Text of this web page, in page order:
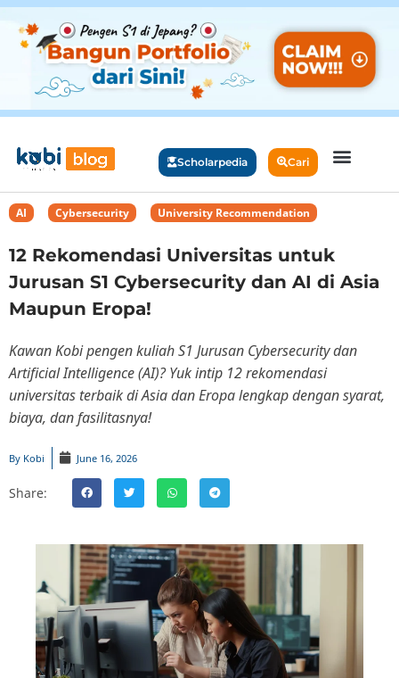
Scholarpedia Cari
AI Cybersecurity University Recommendation
12 Rekomendasi Universitas untuk
Jurusan S1 Cybersecurity dan AI di Asia
Maupun Eropa!
Kawan Kobi pengen kuliah S1 Jurusan Cybersecurity dan
Artificial Intelligence (AI)? Yuk intip 12 rekomendasi
universitas terbaik di Asia dan Eropa lengkap dengan syarat,
biaya, dan fasilitasnya!
By Kobi June 16, 2026
Share: